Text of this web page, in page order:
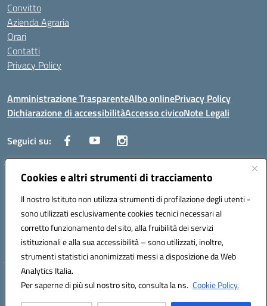
Cookies e altri strumenti di tracciamento
Il nostro Istituto non utilizza strumenti di profilazione degli utenti -
sono utilizzati esclusivamente cookies tecnici necessari al
corretto funzionamento del sito, alla fruibilità dei servizi
istituzionali e alla sua accessibilità – sono utilizzati, inoltre,
strumenti statistici anonimizzati messi a disposizione da Web
Analytics Italia.
Per saperne di più sul nostro sito, consulta la ns. Cookie Policy.
Convitto
Azienda Agraria
Orari
Contatti
Privacy Policy
Amministrazione TrasparenteAlbo onlinePrivacy Policy
Dichiarazione di accessibilitàAccesso civicoNote Legali
Seguici su:
Via dei Cappuccini, 5 - 60044 Fabriano (AN) - Tel. 0732 3373 - 0732
3573 - Mail: anis01700P@istruzione.it - PEC:
Codice meccanografico: ANIS01700P - Codice iPA: istsc_ANIS01700P -
C.F. 81002710424 - Codice univoco fatturazione elettronica (CUF):
UFBMDS
Hosting & Powered by 3D Solution S.r.l.
Concept & Design by Designers Italia